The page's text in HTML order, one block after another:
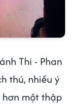
Thi - Phan
thú, nhiều ý
một thập